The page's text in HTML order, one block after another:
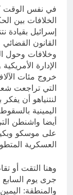
في نفس الوقت
الخلافات بين
إسرائيل بقيادة
القانون
وخلافات وحول
الإدارة
خروج مئات
التي تراجعت
لنتنياهو أن
اليمينية
أيضا واشنطن
على موسكو
العسكرية
وهنا التقت أو
جرى يوم السابع
والمنطقة: